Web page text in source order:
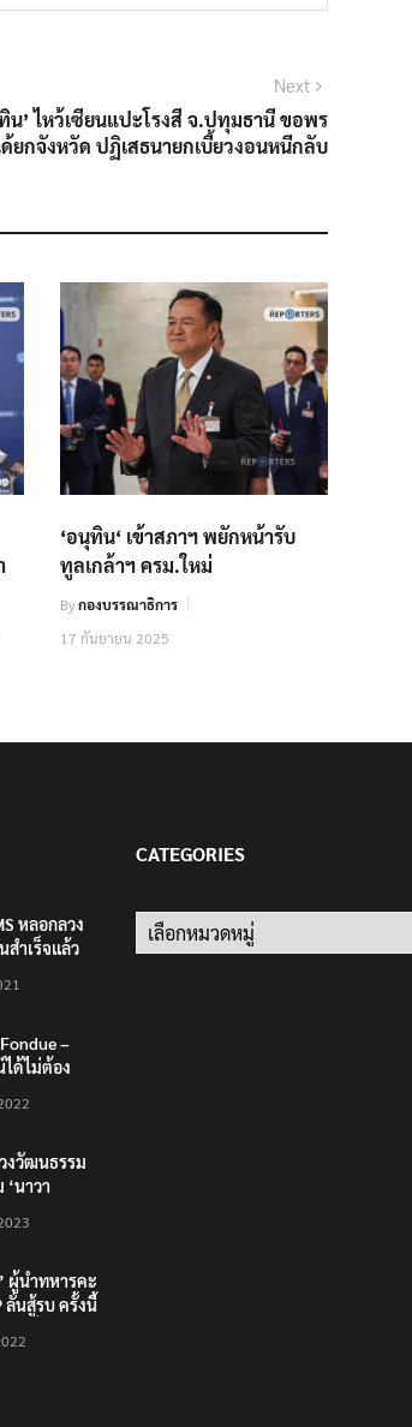
Next
post:
น’ ไหว้เซียนแปะโรงสี จ.ปทุมธานี ขอพร
ด้ยกจังหวัด ปฏิเสธนายกเบี้ยวงอนหนีกลับ
‘อนุทิน‘ เข้าสภาฯ พยักหน้ารับ
ทูลเกล้าฯ ครม.ใหม่
Byกองบรรณาธิการ
17 กันยายน 2025
หลอกลวง
สำเร็จแล้ว
”
–
ได้ไม่ต้อง
ค่ในกรุง
งวัฒนธรรม
‘นาวา
น้ำ
ผู้นำทหารคะ
ลั่นสู้รบ ครั้งนี้
ชนะ
CATEGORIES
Categories